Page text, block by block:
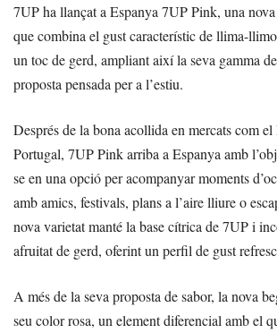
7UP ha llançat a Espanya 7UP Pink, una nova
que combina el gust característic de llima-
un toc de gerd, ampliant així la seva gamma
proposta pensada per a l’estiu.
Després de la bona acollida en mercats com
Portugal, 7UP Pink arriba a Espanya amb
se en una opció per acompanyar moments
amb amics, festivals, plans a l’aire lliure o
nova varietat manté la base cítrica de 7UP i
afruitat de gerd, oferint un perfil de gust
A més de la seva proposta de sabor, la nova
seu color rosa, un element diferencial amb el